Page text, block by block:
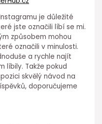
je důležité
jste označili líbí se mi.
způsobem mohou
označili v minulosti.
a rychle najít
líbily. Takže pokud
skvělý návod na
doporučujeme